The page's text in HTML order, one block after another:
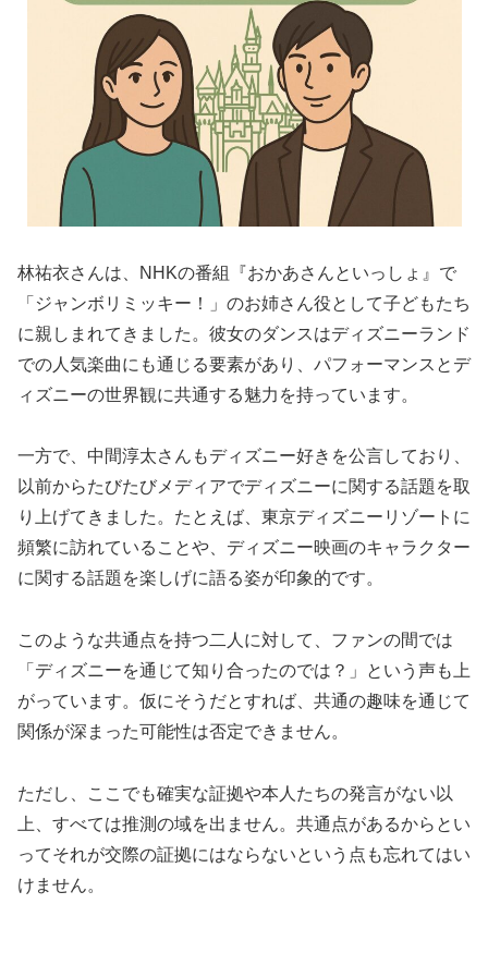
林祐衣さんは、NHKの番組『おかあさんといっしょ』で
「ジャンボリミッキー！」のお姉さん役として子どもたち
に親しまれてきました。彼女のダンスはディズニーランド
での人気楽曲にも通じる要素があり、パフォーマンスとデ
ィズニーの世界観に共通する魅力を持っています。
一方で、中間淳太さんもディズニー好きを公言しており、
以前からたびたびメディアでディズニーに関する話題を取
り上げてきました。たとえば、東京ディズニーリゾートに
頻繁に訪れていることや、ディズニー映画のキャラクター
に関する話題を楽しげに語る姿が印象的です。
このような共通点を持つ二人に対して、ファンの間では
「ディズニーを通じて知り合ったのでは？」という声も上
がっています。仮にそうだとすれば、共通の趣味を通じて
関係が深まった可能性は否定できません。
ただし、ここでも確実な証拠や本人たちの発言がない以
上、すべては推測の域を出ません。共通点があるからとい
ってそれが交際の証拠にはならないという点も忘れてはい
けません。